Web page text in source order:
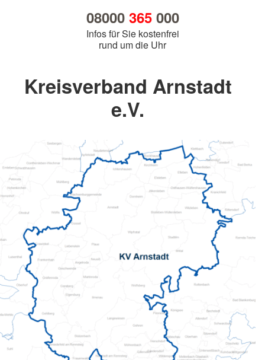
08000 365000
Infos für Sie kostenfrei
rund um die Uhr
Kreisverband Arnstadt
e.V.